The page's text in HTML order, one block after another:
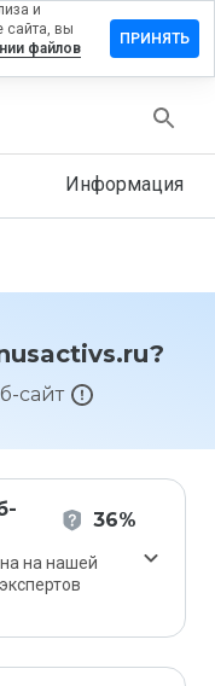
Информация
сайт
36%
на нашей
и
сайта, вы
файлов
ПРИНЯТЬ